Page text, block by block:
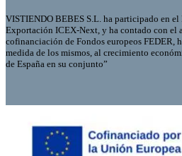
VISTIENDO BEBES S.L. ha participado en
Exportación ICEX-Next, y ha contado con el
cofinanciación de Fondos europeos FEDER,
medida de los mismos, al crecimiento
de España en su conjunto”